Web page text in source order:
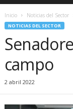
Inicio Noticias del Sector
NOTICIAS DEL SECTOR
campo
2 abril 2022